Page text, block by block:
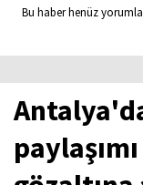
Bu haber henüz